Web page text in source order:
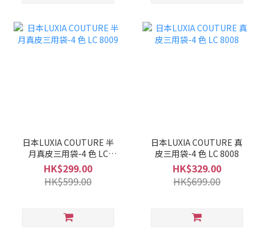
日本LUXIA COUTURE 半
月真皮三用袋-4 色 LC
8009
HK$299.00
HK$599.00
日本LUXIA COUTURE 真
皮三用袋-4 色 LC 8008
HK$329.00
HK$699.00